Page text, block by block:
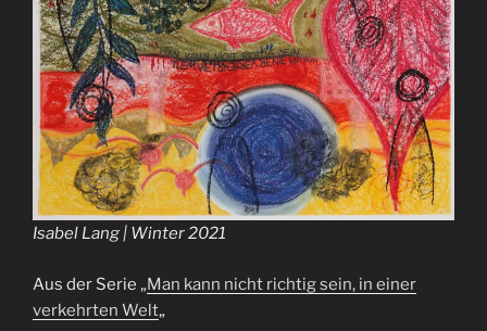
Isabel Lang | Winter 2021
Aus der Serie „Man kann nicht richtig sein, in einer
verkehrten Welt„